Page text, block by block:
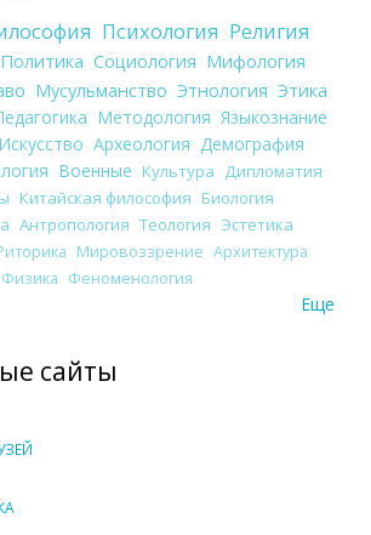
Психология Религия
Политика Социология Мифология
Мусульманство Этнология Этика
Методология Языкознание
Искусство Археология Демография
Военные Культура
Дипломатия
Китайская философия Биология
Антропология Теология Эстетика
Мировоззрение Архитектура
Физика Феноменология
Еще
сайты